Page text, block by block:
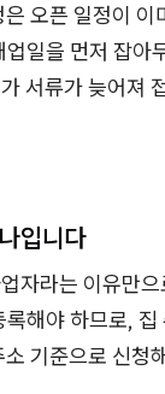
오픈 일정이 이
일을 먼저 잡아
서류가 늦어져
입니다
자라는 이유만
해야 하므로,
기준으로 신청